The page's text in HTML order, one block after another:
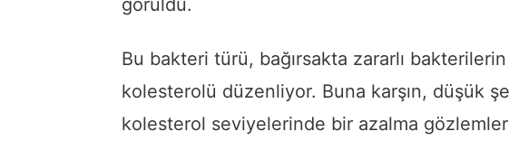
Bu bakteri türü, bağırsakta zararlı
kolesterolü düzenliyor. Buna karşın, düşük
kolesterol seviyelerinde bir azalma